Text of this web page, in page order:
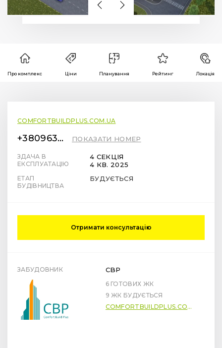
Про комплекс Ціни Планування Рейтинг Локація
COMFORTBUILDPLUS.COM.UA
+380963451415 ПОКАЗАТИ НОМЕР
ЗДАЧА В
ЕКСПЛУАТАЦІЮ
4 СЕКЦІЯ
4 КВ. 2025
ЕТАП
БУДІВНИЦТВА
БУДУЄТЬСЯ
Отримати консультацію
ЗАБУДОВНИК CBP
6 ГОТОВИХ ЖК
9 ЖК БУДУЄТЬСЯ
COMFORTBUILDPLUS.COM.UA